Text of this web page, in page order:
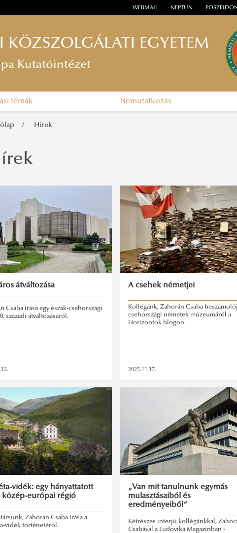
WEBMAIL NEPTUN
KÖZSZOLGÁLATI EGYETEM
Kutatóintézet
témák Bemutatkozás
Hírek
átváltozása
Csaba írása egy észak-csehországi
századi átváltozásáról.
A csehek németjei
Kollégánk, Zahorán Csaba
csehországi németek múzeumáról a
Horizontok blogon.
2025.11.17.
vidék: egy hányattatott
közép-európai régió
Zahorán Csaba írása a
vidék történetéről.
„Van mit tanulnunk egymás
mulasztásaiból és
eredményeiből“
Kétrészes interjú kollégánkkal,
Csabával a Ludovika Magazinban -